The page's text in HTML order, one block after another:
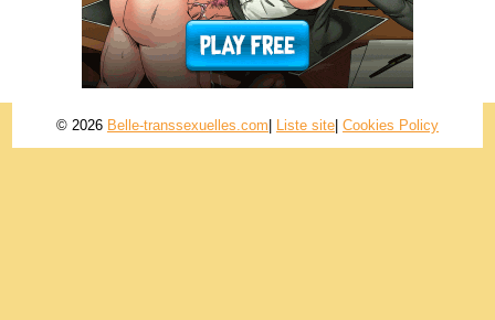
© 2026 Belle-transsexuelles.com Liste site Cookies Policy